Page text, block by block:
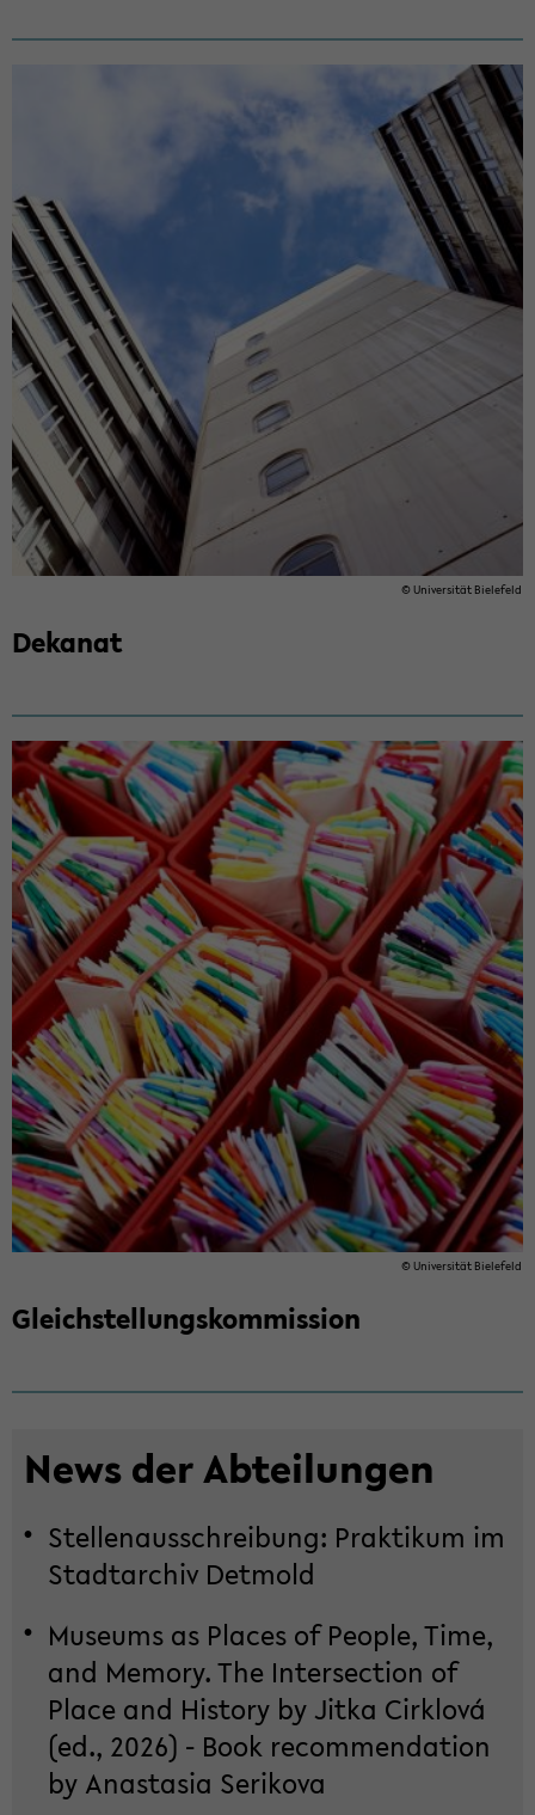
© Uni­ver­si­tät Bie­le­feld
De­ka­nat
© Uni­ver­si­tät Bie­le­feld
Gleich­stel­lungs­kom­mis­si­on
News der Ab­tei­lun­gen
Stel­len­aus­schrei­bung: Prak­ti­kum im
Stadt­ar­chiv Det­mold
Mu­se­ums as Places of Peop­le, Time,
and Me­mo­ry. The In­ter­sec­tion of
Place and His­to­ry by Jitka Cirk­lová
(ed., 2026) - Book re­com­men­da­ti­on
by Ana­sta­sia Se­ri­ko­va